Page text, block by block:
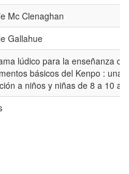
Mc Clenaghan
Gallahue
lúdico para la enseñanza de
básicos del Kenpo : una
a niños y niñas de 8 a 10